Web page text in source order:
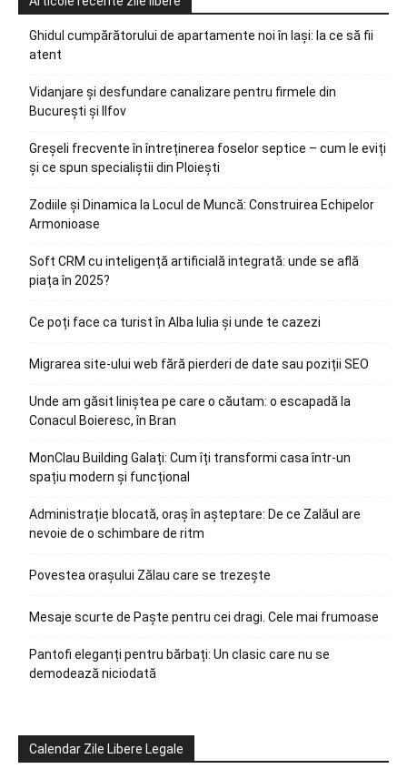
Ghidul cumpărătorului de apartamente noi în Iași: la ce să fii
atent
Vidanjare și desfundare canalizare pentru firmele din
București și Ilfov
Greșeli frecvente în întreținerea foselor septice – cum le eviți
și ce spun specialiștii din Ploiești
Zodiile și Dinamica la Locul de Muncă: Construirea Echipelor
Armonioase
Soft CRM cu inteligență artificială integrată: unde se află
piața în 2025?
Ce poți face ca turist în Alba Iulia și unde te cazezi
Migrarea site-ului web fără pierderi de date sau poziții SEO
Unde am găsit liniștea pe care o căutam: o escapadă la
Conacul Boieresc, în Bran
MonClau Building Galați: Cum îți transformi casa într-un
spațiu modern și funcțional
Administrație blocată, oraș în așteptare: De ce Zalăul are
nevoie de o schimbare de ritm
Povestea orașului Zălau care se trezește
Mesaje scurte de Paște pentru cei dragi. Cele mai frumoase
Pantofi eleganți pentru bărbați: Un clasic care nu se
demodează niciodată
Calendar Zile Libere Legale